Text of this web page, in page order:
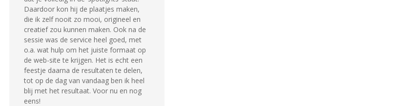
Daardoor kon hij de plaatjes maken,
die ik zelf nooit zo mooi, origineel en
creatief zou kunnen maken. Ook na de
sessie was de service heel goed, met
o.a. wat hulp om het juiste formaat op
de web-site te krijgen. Het is echt een
feestje daarna de resultaten te delen,
tot op de dag van vandaag ben ik heel
blij met het resultaat. Voor nu en nog
eens!